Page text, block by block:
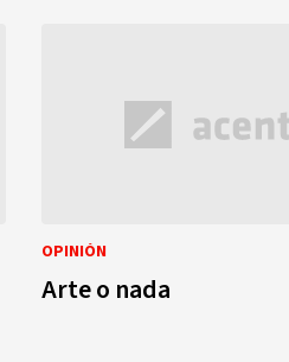
OPINIÓN
Arte o nada